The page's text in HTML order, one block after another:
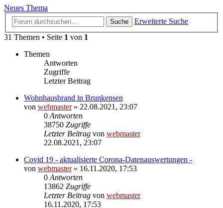
Neues Thema
Suche
Erweiterte Suche
31 Themen • Seite 1 von 1
Themen
Antworten
Zugriffe
Letzter Beitrag
Wohnhausbrand in Brunkensen
von webmaster» 22.08.2021, 23:07
0 Antworten
38750 Zugriffe
Letzter Beitrag von webmaster
22.08.2021, 23:07
Covid 19 - aktualisierte Corona-Datenauswertungen -
von webmaster» 16.11.2020, 17:53
0 Antworten
13862 Zugriffe
Letzter Beitrag von webmaster
16.11.2020, 17:53